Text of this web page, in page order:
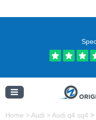
Home >Audi >Audi q4 sq4 >